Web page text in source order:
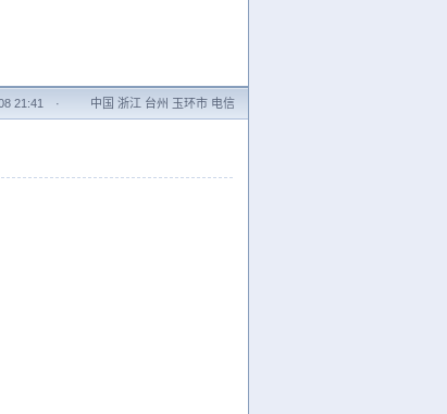
21:41 · 中国 浙江 台州 玉环市 电信